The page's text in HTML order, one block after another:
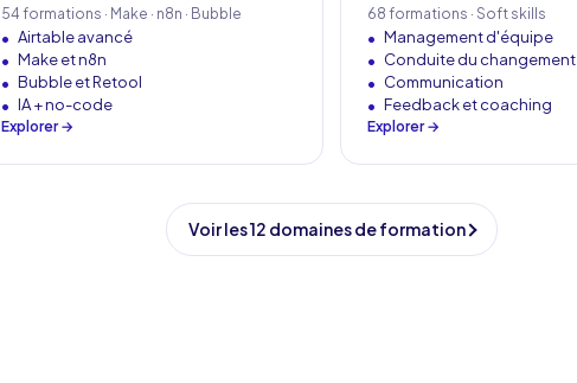
54 formations · Make · n8n · Bubble
Airtable avancé
Make et n8n
Bubble et Retool
IA + no-code
Explorer →
68 formations · Soft skills
Management d'équipe
Conduite du changement
Communication
Feedback et coaching
Explorer →
Voir les 12 domaines de formation